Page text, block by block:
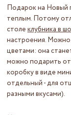
Подарок на Новый
теплым. Потому
столе клубника в
настроения.
цветами: она
можно подарить
коробку в виде
отдельный - для
разными вкусами).